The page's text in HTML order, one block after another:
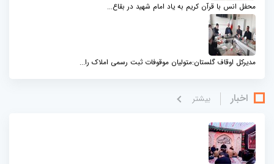
محفل انس با قرآن کریم به یاد امام شهید در بقاع...
مدیرکل اوقاف گلستان:متولیان موقوفات ثبت رسمی املاک را...
اخبار بيشتر